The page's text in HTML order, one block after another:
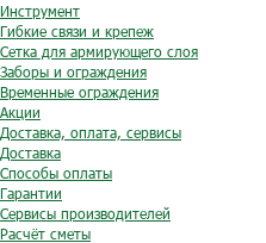
Инструмент
Гибкие связи и крепеж
Сетка для армирующего слоя
Заборы и ограждения
Временные ограждения
Акции
Доставка, оплата, сервисы
Доставка
Способы оплаты
Гарантии
Сервисы производителей
Расчёт сметы